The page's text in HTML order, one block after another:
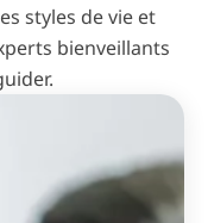
styles de vie et
bienveillants